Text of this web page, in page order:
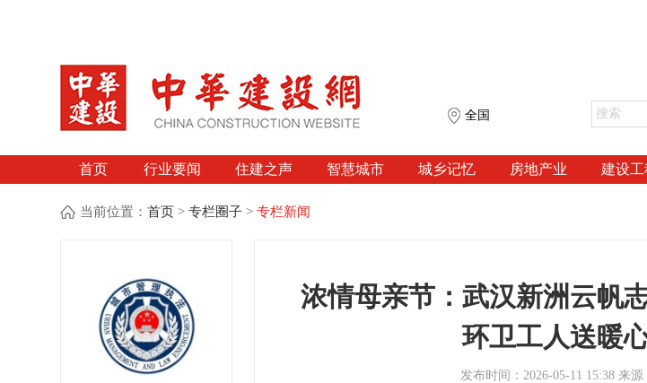
全国
首页 行业要闻 住建之声 智慧城市 城乡记忆 房地产业 建设工
当前位置：首页 >专栏圈子 >专栏新闻
浓情母亲节：武汉新洲云帆
环卫工人送暖
发布时间：2026-05-11 15:38 来源